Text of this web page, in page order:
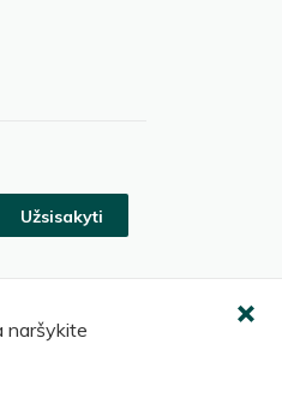
Užsisakyti
naršykite